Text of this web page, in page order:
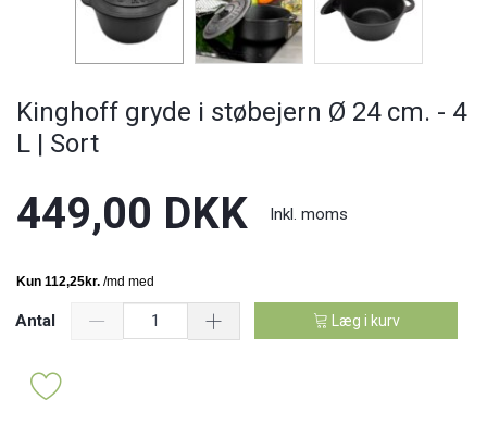
Kinghoff gryde i støbejern Ø 24 cm. - 4
L | Sort
449,00 DKK Inkl. moms
Antal Læg i kurv